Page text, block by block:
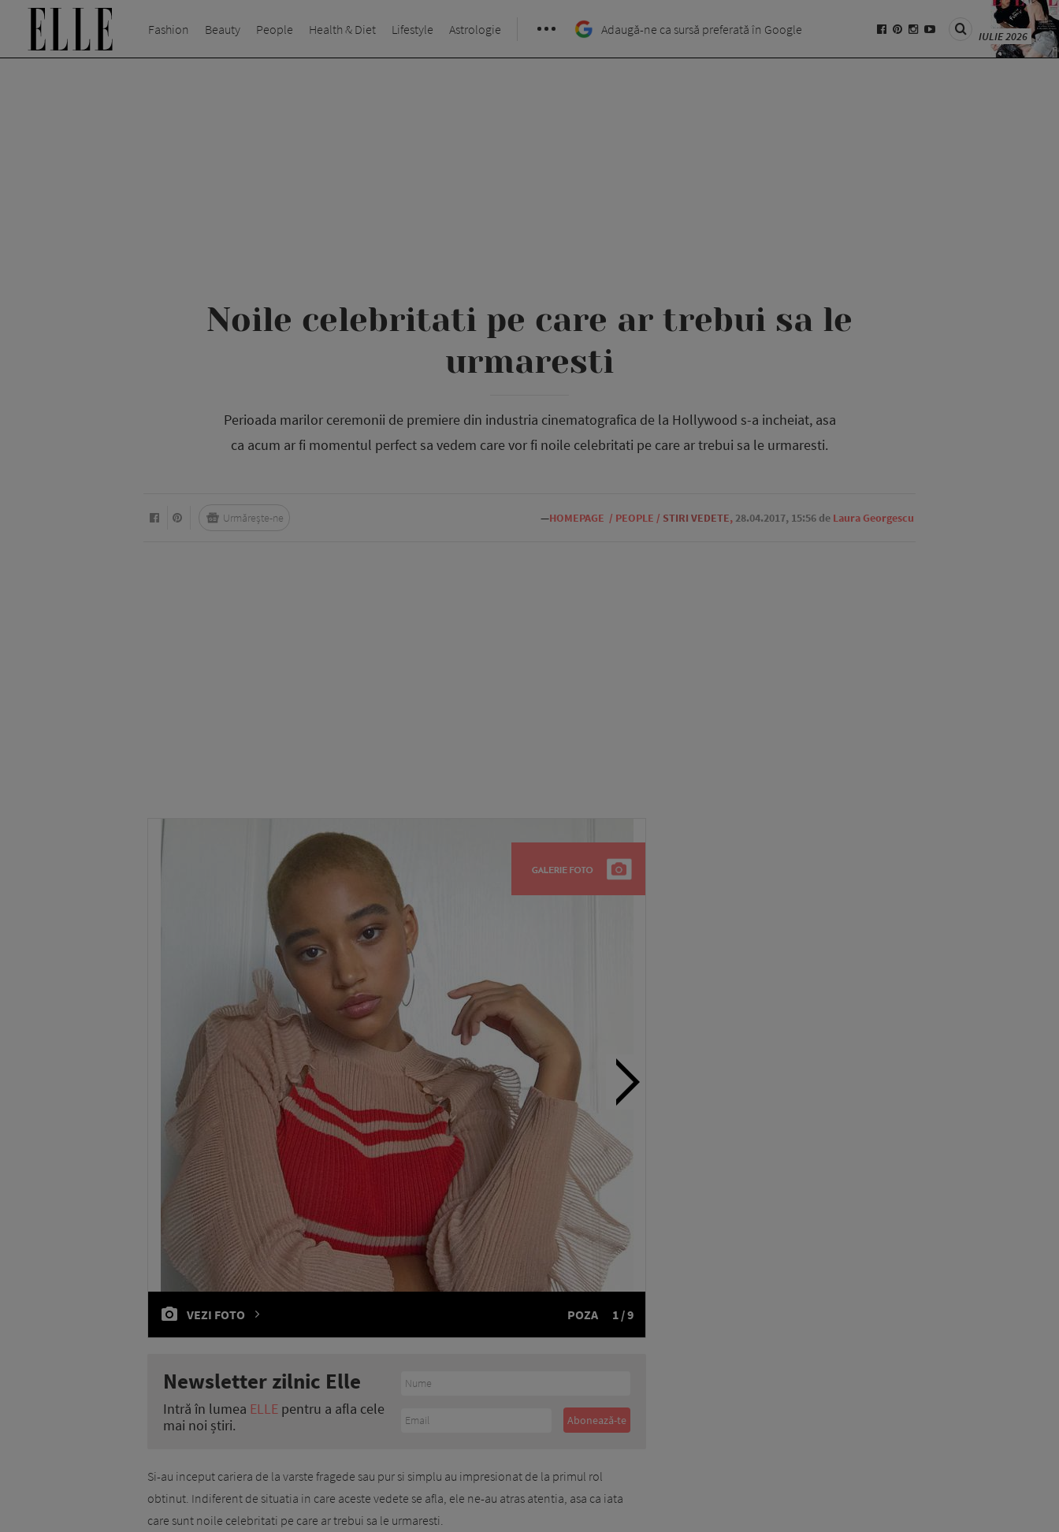
Fashion Beauty People Health & Diet Lifestyle Astrologie Adaugă-ne ca sursă preferată în Google IULIE 2026
Noile celebritati pe care ar trebui sa le
urmaresti
Perioada marilor ceremonii de premiere din industria cinematografica de la Hollywood s-a incheiat, asa
ca acum ar fi momentul perfect sa vedem care vor fi noile celebritati pe care ar trebui sa le urmaresti.
—HOMEPAGE / PEOPLE / STIRI VEDETE, 28.04.2017, 15:56 de Laura Georgescu
Urmărește-ne
VEZI FOTO POZA 1 / 9
Newsletter zilnic Elle
Intră în lumea ELLE pentru a afla cele
mai noi știri.
Si-au inceput cariera de la varste fragede sau pur si simplu au impresionat de la primul rol
obtinut. Indiferent de situatia in care aceste vedete se afla, ele ne-au atras atentia, asa ca iata
care sunt noile celebritati pe care ar trebui sa le urmaresti.